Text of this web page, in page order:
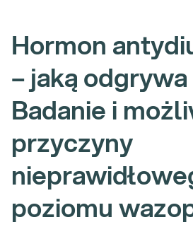
Hormon
– jaką
Badanie i
przyczyny
poziomu